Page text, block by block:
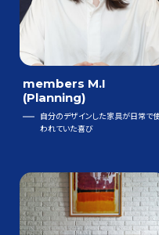
members M.I
(Planning)
自分のデザインした家具が日常で
われていた喜び